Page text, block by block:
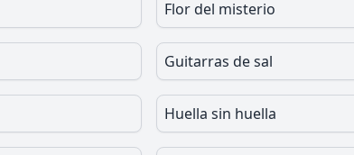
Flor del misterio
Guitarras de sal
Huella sin huella